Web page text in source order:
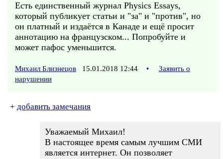
Есть единственный журнал Physics Essays,
который публикует статьи и "за" и "против", но
он платный и издаётся в Канаде и ещё просит
аннотацию на французском... Попробуйте и
может пафос уменьшится.
Михаил Близнецов 15.01.2018 12:44 •
Заявить о
нарушении
+ добавить замечания
Уважаемый Михаил!
В настоящее время самым лучшим СМИ
является интернет. Он позволяет